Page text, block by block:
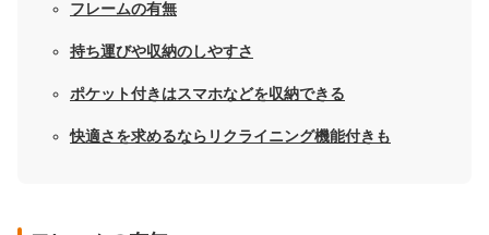
フレームの有無
持ち運びや収納のしやすさ
ポケット付きはスマホなどを収納できる
快適さを求めるならリクライニング機能付きも